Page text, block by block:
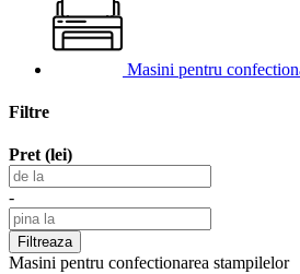
Masini pentru
Filtre
Pret (lei)
-
Masini pentru confectionarea stampilelor